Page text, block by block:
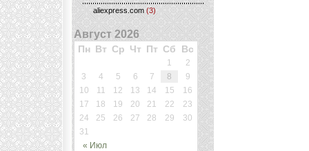
aliexpress.com (3)
Август 2026
Пн Вт Ср Чт Пт Сб Вс
« Июл
1
2
3
4 5 6 7 8
9
10
11 12 13 14 15
16
17
18 19 20 21 22
23
24
25 26 27 28 29
30
31